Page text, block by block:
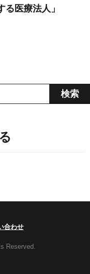
医療法人」
合わせ
Reserved.